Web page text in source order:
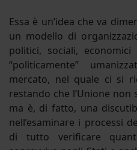
Essa è un’idea che va
un modello di
politici, sociali,
“politicamente”
mercato, nel quale ci si
restando che l’Unione
ma è, di fatto, una
nell’esaminare i processi
di tutto verificare